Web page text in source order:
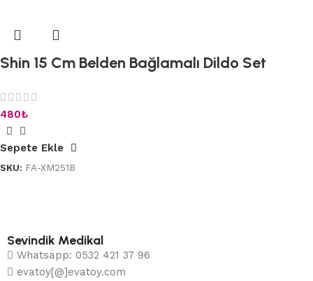
Shin 15 Cm Belden Bağlamalı Dildo Set
480₺
Sepete Ekle
SKU: FA-XM251B
Sevindik Medikal
Whatsapp: 0532 421 37 96
evatoy[@]evatoy.com